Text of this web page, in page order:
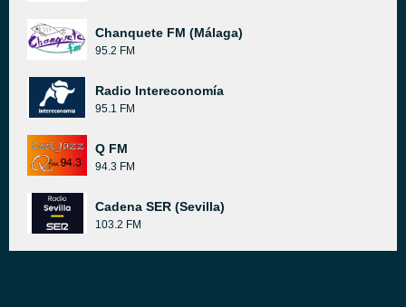
Chanquete FM (Málaga)
95.2 FM
Radio Intereconomía
95.1 FM
Q FM
94.3 FM
Cadena SER (Sevilla)
103.2 FM